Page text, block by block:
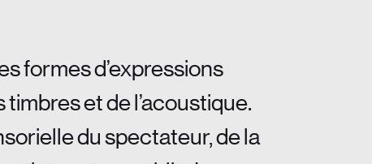
formes d’expressions
et de l’acoustique.
du spectateur, de la